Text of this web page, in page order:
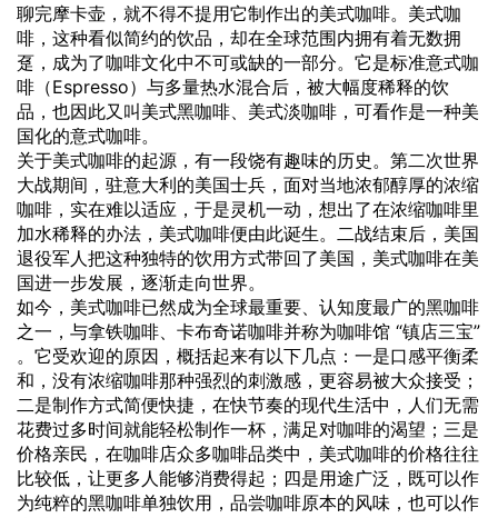
聊完摩卡壶，就不得不提用它制作出的美式咖啡。美式咖
啡，这种看似简约的饮品，却在全球范围内拥有着无数拥
趸，成为了咖啡文化中不可或缺的一部分。它是标准意式咖
啡（Espresso）与多量热水混合后，被大幅度稀释的饮
品，也因此又叫美式黑咖啡、美式淡咖啡，可看作是一种美
国化的意式咖啡。
关于美式咖啡的起源，有一段饶有趣味的历史。第二次世界
大战期间，驻意大利的美国士兵，面对当地浓郁醇厚的浓缩
咖啡，实在难以适应，于是灵机一动，想出了在浓缩咖啡里
加水稀释的办法，美式咖啡便由此诞生。二战结束后，美国
退役军人把这种独特的饮用方式带回了美国，美式咖啡在美
国进一步发展，逐渐走向世界。
如今，美式咖啡已然成为全球最重要、认知度最广的黑咖啡
之一，与拿铁咖啡、卡布奇诺咖啡并称为咖啡馆 “镇店三宝”
。它受欢迎的原因，概括起来有以下几点：一是口感平衡柔
和，没有浓缩咖啡那种强烈的刺激感，更容易被大众接受；
二是制作方式简便快捷，在快节奏的现代生活中，人们无需
花费过多时间就能轻松制作一杯，满足对咖啡的渴望；三是
价格亲民，在咖啡店众多咖啡品类中，美式咖啡的价格往往
比较低，让更多人能够消费得起；四是用途广泛，既可以作
为纯粹的黑咖啡单独饮用，品尝咖啡原本的风味，也可以作